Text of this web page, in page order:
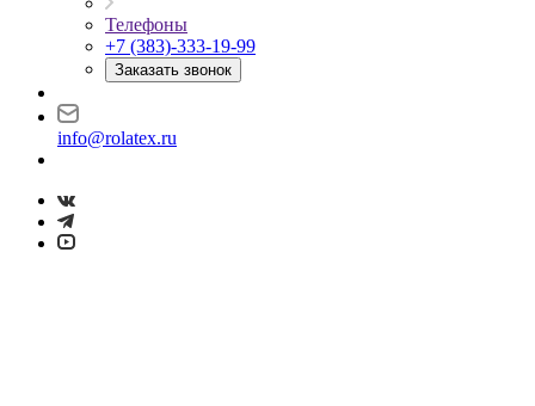
Телефоны
+7 (383)-333-19-99
Заказать звонок
info@rolatex.ru